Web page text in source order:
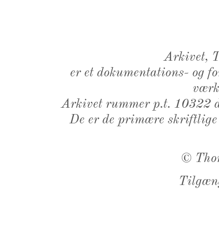
Arkivet,
er et dokumentations- og
Arkivet rummer p.t. 10322
De er de primære
©